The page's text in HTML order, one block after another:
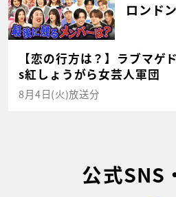
ロンド
【恋の行方は？】ラブマ
s紅しょうがら女芸人軍団
8月4日(火)放送分
公式SNS